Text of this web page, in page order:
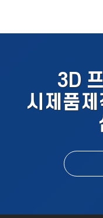
3D
시제품제